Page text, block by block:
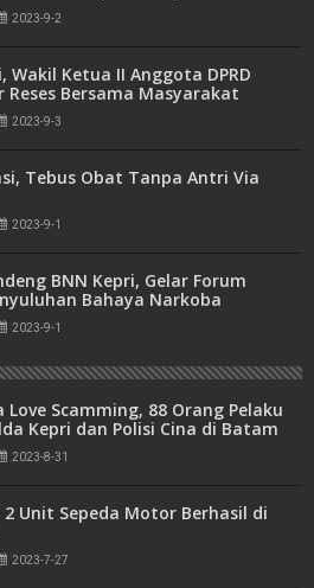
2023-9-2
Wakil Ketua II Anggota DPRD
Reses Bersama Masyarakat
2023-9-3
Tebus Obat Tanpa Antri Via
2023-9-1
BNN Kepri, Gelar Forum
Bahaya Narkoba
2023-9-1
Love Scamming, 88 Orang Pelaku
Kepri dan Polisi Cina di Batam
2023-8-31
2 Unit Sepeda Motor Berhasil di
2023-7-27